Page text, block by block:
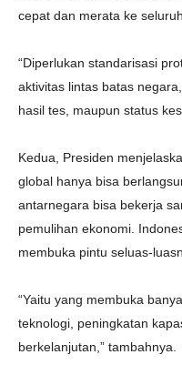
cepat dan merata ke
“Diperlukan standarisasi
aktivitas lintas batas
hasil tes, maupun status
Kedua, Presiden
global hanya bisa
antarnegara bisa bekerja
pemulihan ekonomi.
membuka pintu seluas-
“Yaitu yang membuka
teknologi, peningkatan
berkelanjutan,” tambahnya.